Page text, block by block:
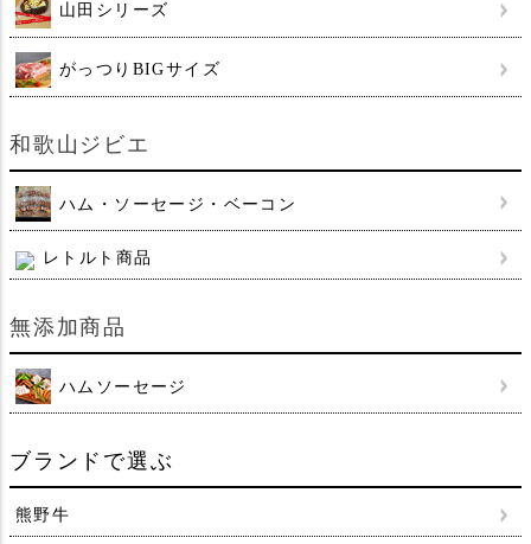
山田シリーズ
がっつりBIGサイズ
和歌山ジビエ
ハム・ソーセージ・ベーコン
レトルト商品
無添加商品
ハムソーセージ
ブランドで選ぶ
熊野牛